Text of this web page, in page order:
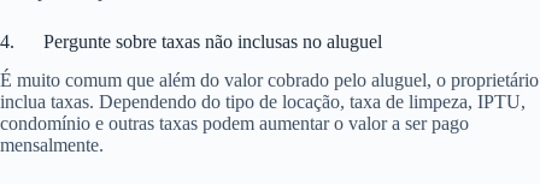
4. Pergunte sobre taxas não inclusas no aluguel
É muito comum que além do valor cobrado pelo aluguel, o proprietário
inclua taxas. Dependendo do tipo de locação, taxa de limpeza, IPTU,
condomínio e outras taxas podem aumentar o valor a ser pago
mensalmente.